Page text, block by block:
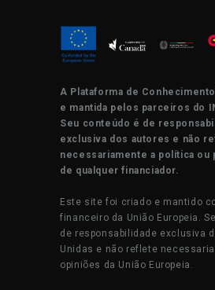
A Plataforma de
e mantida pelos parceiros do
Seu conteúdo é de
exclusiva dos autores e não
necessariamente a política ou
de qualquer financiador.
Este site foi criado e mantido
financeiro da União Europeia.
de responsabilidade exclusiva
Unidas e não reflete
opiniões da União Europeia.